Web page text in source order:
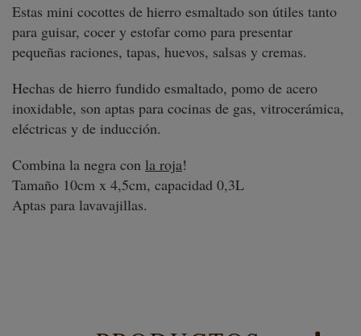
Estas mini cocottes de hierro esmaltado son útiles tanto
para guisar, cocer y estofar como para presentar
pequeñas raciones, tapas, huevos, salsas y cremas.
Hechas de hierro fundido esmaltado, pomo de acero
inoxidable, son aptas para cocinas de gas, vitrocerámica,
eléctricas y de inducción.
Combina la negra con la roja!
Tamaño 10cm x 4,5cm, capacidad 0,3L
Aptas para lavavajillas.